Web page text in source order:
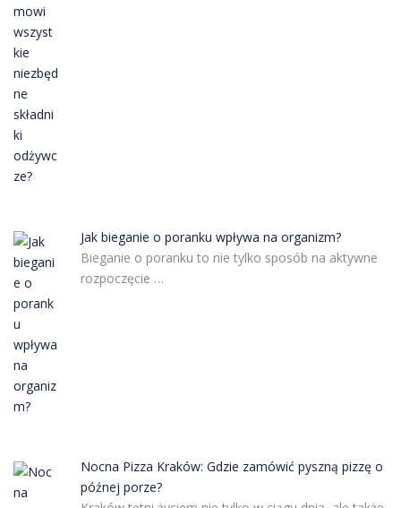
Jak bieganie o poranku wpływa na organizm?
Bieganie o poranku to nie tylko sposób na aktywne
rozpoczęcie …
Nocna Pizza Kraków: Gdzie zamówić pyszną pizzę o
późnej porze?